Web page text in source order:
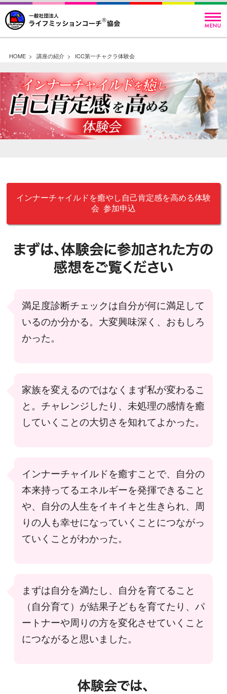
HOME> 講座の紹介> ICC第一チャクラ体験会
インナーチャイルドを癒やし自己肯定感を高める体験
会 参加申込
満足度診断チェックは自分が何に満足して
いるのか分かる。大変興味深く、おもしろ
かった。
家族を変えるのではなくまず私が変わるこ
と。チャレンジしたり、未処理の感情を癒
していくことの大切さを知れてよかった。
インナーチャイルドを癒すことで、自分の
本来持ってるエネルギーを発揮できること
や、自分の人生をイキイキと生きられ、周
りの人も幸せになっていくことにつながっ
ていくことがわかった。
まずは自分を満たし、自分を育てること
（自分育て）が結果子どもを育てたり、パ
ートナーや周りの方を変化させていくこと
につながると思いました。